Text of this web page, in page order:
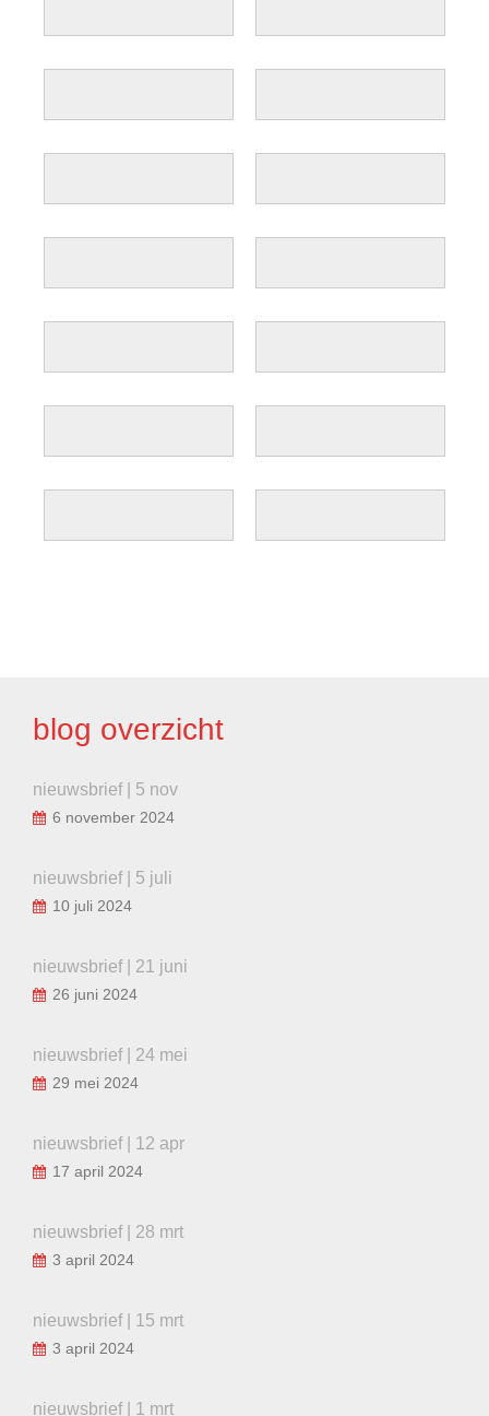
blog overzicht
nieuwsbrief | 5 nov
6 november 2024
nieuwsbrief | 5 juli
10 juli 2024
nieuwsbrief | 21 juni
26 juni 2024
nieuwsbrief | 24 mei
29 mei 2024
nieuwsbrief | 12 apr
17 april 2024
nieuwsbrief | 28 mrt
3 april 2024
nieuwsbrief | 15 mrt
3 april 2024
nieuwsbrief | 1 mrt